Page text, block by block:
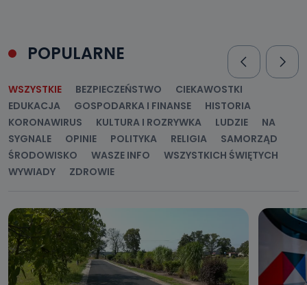
POPULARNE
WSZYSTKIE BEZPIECZEŃSTWO
CIEKAWOSTKI
EDUKACJA
GOSPODARKA I FINANSE
HISTORIA
KORONAWIRUS
KULTURA I ROZRYWKA LUDZIE
NA
SYGNALE
OPINIE POLITYKA RELIGIA
SAMORZĄD
ŚRODOWISKO
WASZE INFO
WSZYSTKICH ŚWIĘTYCH
WYWIADY
ZDROWIE